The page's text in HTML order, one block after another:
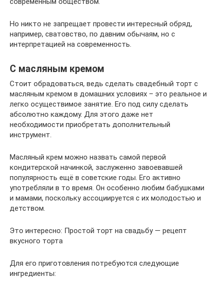
Но никто не запрещает провести интересный обряд,
например, сватовство, по давним обычаям, но с
интерпретацией на современность.
С масляным кремом
Стоит обрадоваться, ведь сделать свадебный торт с
масляным кремом в домашних условиях – это реальное и
легко осуществимое занятие. Его под силу сделать
абсолютно каждому. Для этого даже нет
необходимости приобретать дополнительный
инструмент.
Масляный крем можно назвать самой первой
кондитерской начинкой, заслуженно завоевавшей
популярность ещё в советские годы. Его активно
употребляли в то время. Он особенно любим бабушками
и мамами, поскольку ассоциируется с их молодостью и
детством.
Это интересно: Простой торт на свадьбу — рецепт
вкусного торта
Для его приготовления потребуются следующие
ингредиенты: